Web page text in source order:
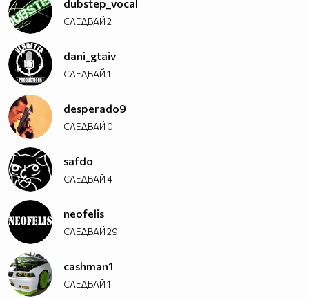
dubstep_vocal
СЛЕДВАЙ2
dani_gtaiv
СЛЕДВАЙ1
desperado9
СЛЕДВАЙ 0
safdo
СЛЕДВАЙ4
neofelis
СЛЕДВАЙ29
cashman1
СЛЕДВАЙ1